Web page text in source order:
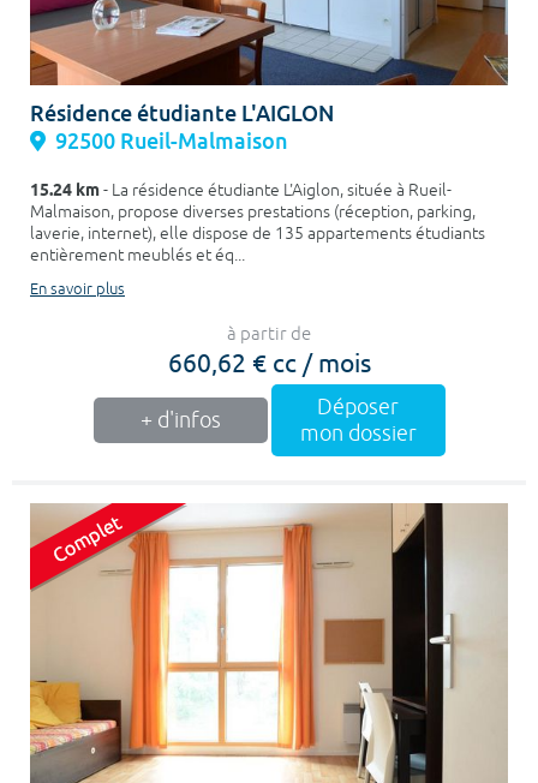
Résidence étudiante L'AIGLON
92500 Rueil-Malmaison
15.24 km- La résidence étudiante L'Aiglon, située à Rueil-
Malmaison, propose diverses prestations (réception, parking,
laverie, internet), elle dispose de 135 appartements étudiants
entièrement meublés et éq...
En savoir plus
à partir de
660,62 € cc / mois
+ d'infos
Déposer
mon dossier